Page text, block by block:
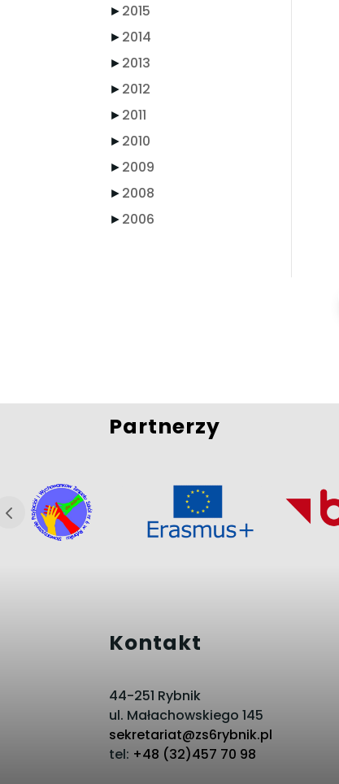
►2015
►2014
►2013
►2012
►2011
►2010
►2009
►2008
►2006
Partnerzy
Kontakt
44-251 Rybnik
ul. Małachowskiego 145
sekretariat@zs6rybnik.pl
tel: +48 (32)457 70 98